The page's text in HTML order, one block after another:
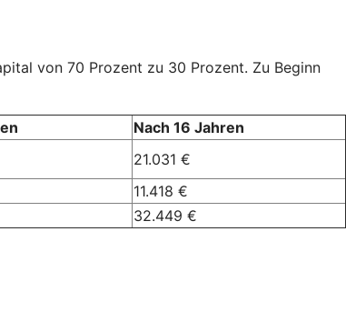
von 70 Prozent zu 30 Prozent. Zu Beginn
Nach 16 Jahren
21.031 €
11.418 €
32.449 €